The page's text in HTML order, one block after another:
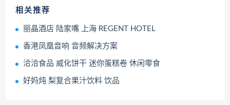
相关推荐
丽晶酒店 陆家嘴 上海 REGENT HOTEL
香港凤凰音响 音频解决方案
洽洽食品 威化饼干 迷你蛋糕卷 休闲零食
好妈炖 梨复合果汁饮料 饮品